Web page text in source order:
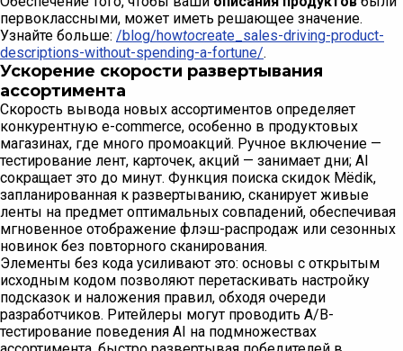
первоклассными, может иметь решающее значение.
Узнайте больше: /blog/howtocreate_sales-driving-product-
descriptions-without-spending-a-fortune/.
Ускорение скорости развертывания
ассортимента
Скорость вывода новых ассортиментов определяет
конкурентную e-commerce, особенно в продуктовых
магазинах, где много промоакций. Ручное включение —
тестирование лент, карточек, акций — занимает дни; AI
сокращает это до минут. Функция поиска скидок Mёdik,
запланированная к развертыванию, сканирует живые
ленты на предмет оптимальных совпадений, обеспечивая
мгновенное отображение флэш-распродаж или сезонных
новинок без повторного сканирования.
Элементы без кода усиливают это: основы с открытым
исходным кодом позволяют перетаскивать настройку
подсказок и наложения правил, обходя очереди
разработчиков. Ритейлеры могут проводить A/B-
тестирование поведения AI на подмножествах